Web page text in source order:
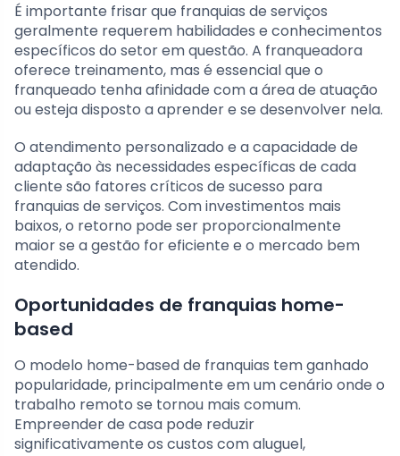
É importante frisar que franquias de serviços
geralmente requerem habilidades e conhecimentos
específicos do setor em questão. A franqueadora
oferece treinamento, mas é essencial que o
franqueado tenha afinidade com a área de atuação
ou esteja disposto a aprender e se desenvolver nela.
O atendimento personalizado e a capacidade de
adaptação às necessidades específicas de cada
cliente são fatores críticos de sucesso para
franquias de serviços. Com investimentos mais
baixos, o retorno pode ser proporcionalmente
maior se a gestão for eficiente e o mercado bem
atendido.
Oportunidades de franquias home-
based
O modelo home-based de franquias tem ganhado
popularidade, principalmente em um cenário onde o
trabalho remoto se tornou mais comum.
Empreender de casa pode reduzir
significativamente os custos com aluguel,